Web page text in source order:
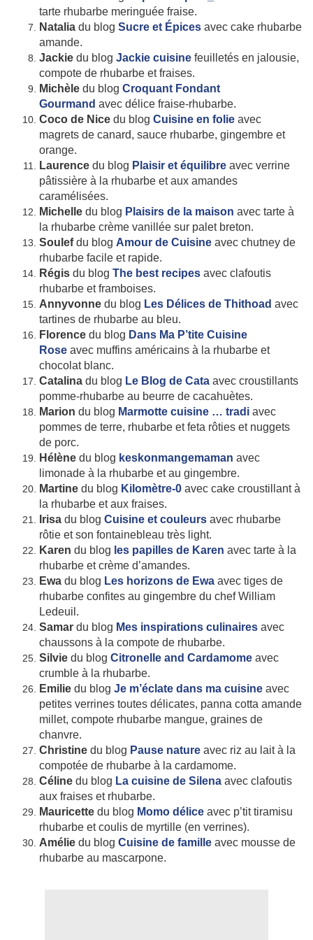
tarte rhubarbe meringuée fraise.
Natalia du blog Sucre et Épices avec cake rhubarbe
amande.
Jackie du blog Jackie cuisine feuilletés en jalousie,
compote de rhubarbe et fraises.
Michèle du blog Croquant Fondant
Gourmand avec délice fraise-rhubarbe.
Coco de Nice du blog Cuisine en folie avec
magrets de canard, sauce rhubarbe, gingembre et
orange.
Laurence du blog Plaisir et équilibre avec verrine
pâtissière à la rhubarbe et aux amandes
caramélisées.
Michelle du blog Plaisirs de la maison avec tarte à
la rhubarbe crème vanillée sur palet breton.
Soulefdu blog Amour de Cuisine avec chutney de
rhubarbe facile et rapide.
Régis du blog The best recipes avec clafoutis
rhubarbe et framboises.
Annyvonne du blog Les Délices de Thithoad avec
tartines de rhubarbe au bleu.
Florence du blog Dans Ma P’tite Cuisine
Rose avec muffins américains à la rhubarbe et
chocolat blanc.
Catalina du blog Le Blog de Cata avec croustillants
pomme-rhubarbe au beurre de cacahuètes.
Marion du blog Marmotte cuisine … tradi avec
pommes de terre, rhubarbe et feta rôties et nuggets
de porc.
Hélène du blog keskonmangemaman avec
limonade à la rhubarbe et au gingembre.
Martine du blog Kilomètre-0 avec cake croustillant à
la rhubarbe et aux fraises.
Irisa du blog Cuisine et couleurs avec rhubarbe
rôtie et son fontainebleau très light.
Karen du blog les papilles de Karen avec tarte à la
rhubarbe et crème d’amandes.
Ewa du blog Les horizons de Ewa avec tiges de
rhubarbe confites au gingembre du chef William
Ledeuil.
Samar du blog Mes inspirations culinaires avec
chaussons à la compote de rhubarbe.
Silvie du blog Citronelle and Cardamome avec
crumble à la rhubarbe.
Emilie du blog Je m’éclate dans ma cuisine avec
petites verrines toutes délicates, panna cotta amande
millet, compote rhubarbe mangue, graines de
chanvre.
Christine du blog Pause nature avec riz au lait à la
compotée de rhubarbe à la cardamome.
Céline du blog La cuisine de Silena avec clafoutis
aux fraises et rhubarbe.
Mauricette du blog Momo délice avec p’tit tiramisu
rhubarbe et coulis de myrtille (en verrines).
Amélie du blog Cuisine de famille avec mousse de
rhubarbe au mascarpone.